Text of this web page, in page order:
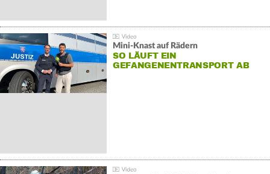
Mini-Knast auf Rädern
SO LÄUFT EIN
GEFANGENENTRANSPORT AB